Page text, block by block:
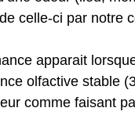
celle-ci par notre
apparait
olfactive stable
comme faisant